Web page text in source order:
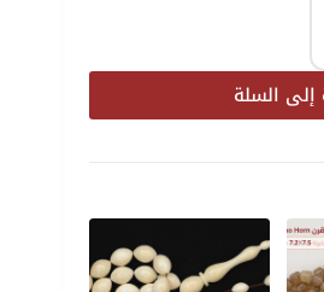
إلى السلة